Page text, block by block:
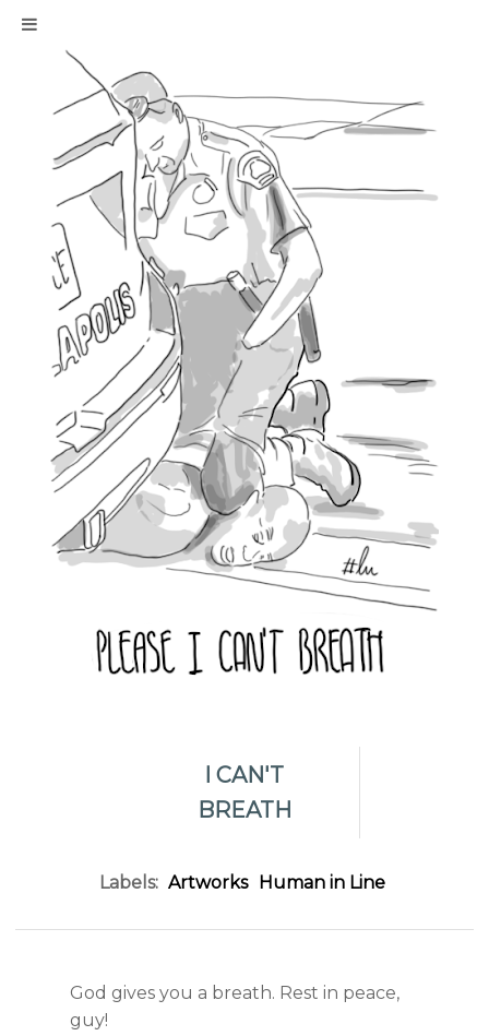
I CAN'T
BREATH
Labels: Artworks Human in Line
God gives you a breath. Rest in peace,
guy!